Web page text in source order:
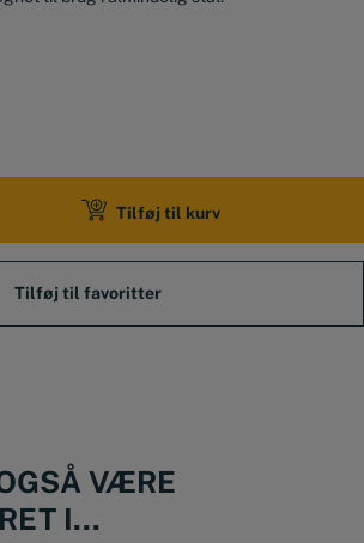
metal eller rustfri, anbefaler vi at du skal
Tilføj til kurv
VÆRE
I...